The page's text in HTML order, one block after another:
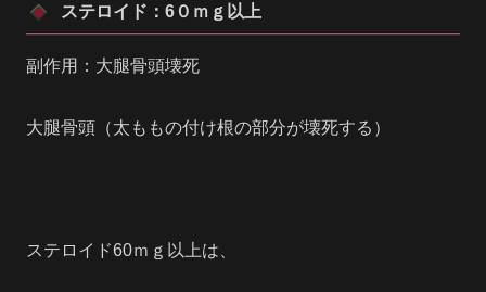
ステロイド：6０ｍｇ以上
副作用：大腿骨頭壊死
大腿骨頭（太ももの付け根の部分が壊死する）
ステロイド60ｍｇ以上は、